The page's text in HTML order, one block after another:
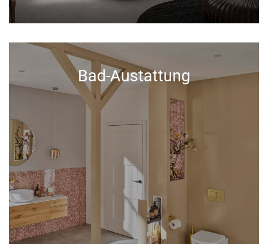
Bad-Austattung